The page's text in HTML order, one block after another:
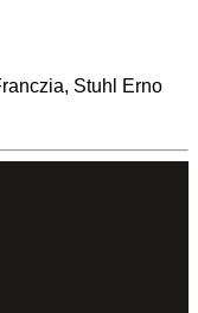
Stuhl Erno